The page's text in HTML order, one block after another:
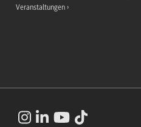
Veranstaltungen